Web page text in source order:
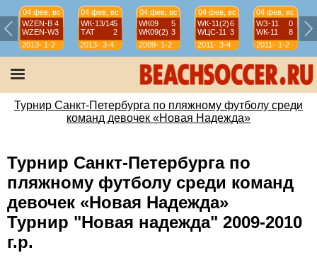
04 фев, вс
WZEN-B 4
WZEN-W3
2013-
14
1-2
04 фев, вс
WК-13/145
ТАТ
2
2013-
14
3-4
04 фев, вс
WК09
5
WК09(2) 3
2009-
10
1-2
04 фев, вс
WК-11(2)6
WЦС-11 3
2011-
12
3-4
04 фев, вс
WЗ-11
0
WК-11
8
2011-
12
1-2
Турнир Санкт-Петербурга по пляжному футболу среди
команд девочек «Новая Надежда»
Турнир Санкт-Петербурга по
пляжному футболу среди команд
девочек «Новая Надежда»
Турнир "Новая надежда" 2009-2010
г.р.